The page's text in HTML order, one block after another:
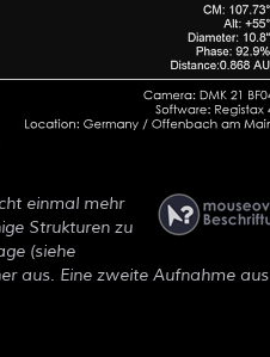
einmal mehr
Strukturen zu
(siehe
aus. Eine zweite Aufnahme aus